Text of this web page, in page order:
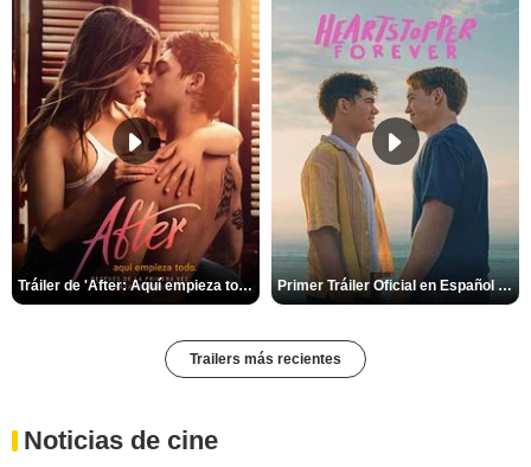
Tráiler de 'After: Aquí empieza todo' Primer Tráiler Oficial en Español de 'Heartstopper Forever'
Trailers más recientes
Noticias de cine